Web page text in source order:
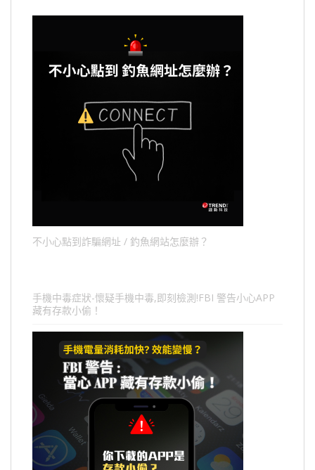
不小心點到詐騙網址 / 釣魚網站怎麼辦？
手機中毒症狀-懷疑手機中毒,即刻檢測!FBI 警告小心APP
藏有存款小偷！